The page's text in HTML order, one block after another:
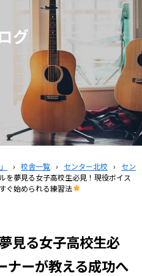
グ
› 校舎一覧 › センター北校 ›
セン
を夢見る女子高校生必見！現役ボイス
ぐ始められる練習法
見る女子高校生必
ナーが教える成功へ